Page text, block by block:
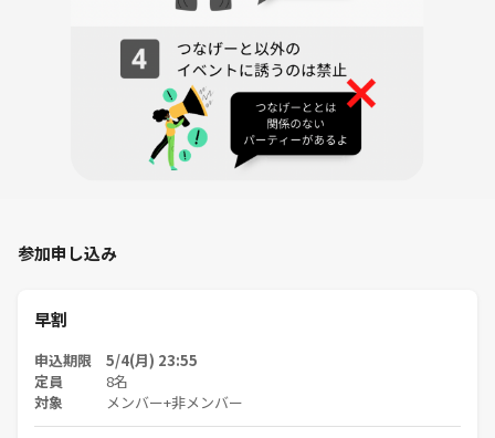
・最近ハマってるもの
・1日の理想の過ごし方
・30代になって変わったこと
・子どもの頃なりたかった職業
・もし1年休みがあったら何する？
・新しい文化を作るとしたら？
💬 注意事項
ネットワークビジネスや宗教・営業目的での参加はご遠慮ください。他
の参加者への迷惑行為は禁止です。
リラックスして楽しめる雰囲気づくりにご協力ください。
参加申し込み
早割
申込期限 5/4(月) 23:55
定員 8名
対象 メンバー+非メンバー